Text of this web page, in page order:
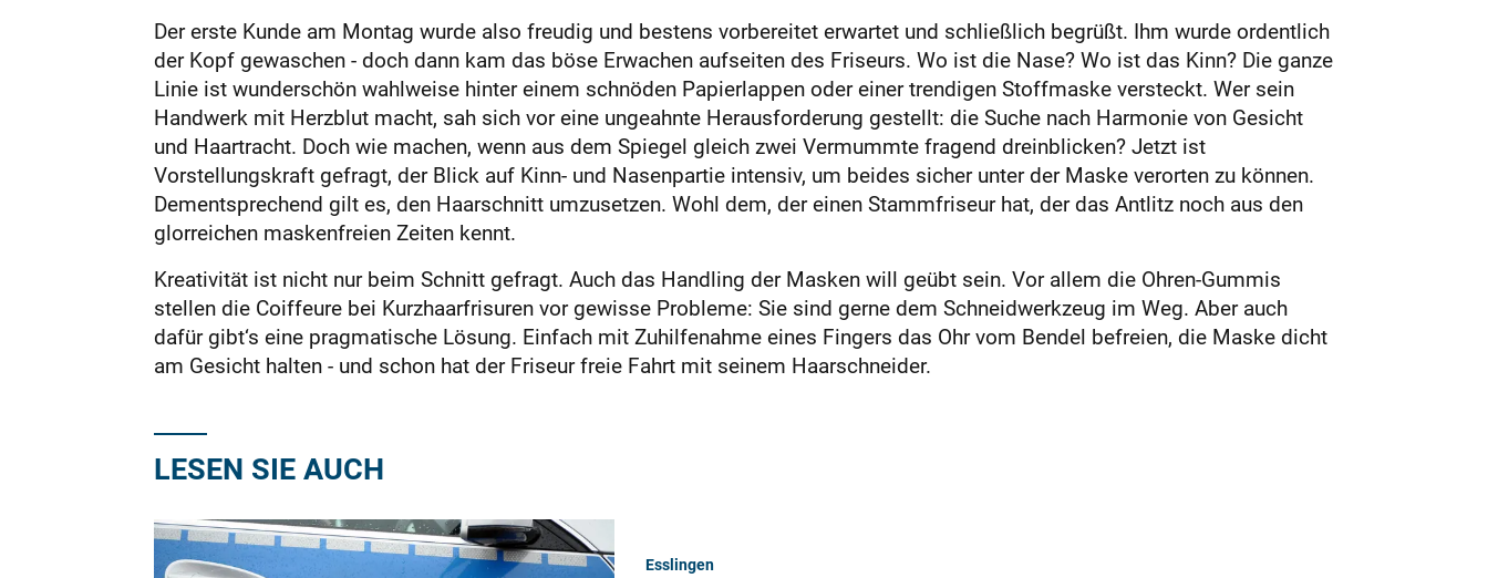
Der erste Kunde am Montag wurde also freudig und bestens vorbereitet erwartet und schließlich begrüßt. Ihm wurde ordentlich
der Kopf gewaschen - doch dann kam das böse Erwachen aufseiten des Friseurs. Wo ist die Nase? Wo ist das Kinn? Die ganze
Linie ist wunderschön wahlweise hinter einem schnöden Papierlappen oder einer trendigen Stoffmaske versteckt. Wer sein
Handwerk mit Herzblut macht, sah sich vor eine ungeahnte Herausforderung gestellt: die Suche nach Harmonie von Gesicht
und Haartracht. Doch wie machen, wenn aus dem Spiegel gleich zwei Vermummte fragend dreinblicken? Jetzt ist
Vorstellungskraft gefragt, der Blick auf Kinn- und Nasenpartie intensiv, um beides sicher unter der Maske verorten zu können.
Dementsprechend gilt es, den Haarschnitt umzusetzen. Wohl dem, der einen Stammfriseur hat, der das Antlitz noch aus den
glorreichen maskenfreien Zeiten kennt.
Kreativität ist nicht nur beim Schnitt gefragt. Auch das Handling der Masken will geübt sein. Vor allem die Ohren-Gummis
stellen die Coiffeure bei Kurzhaarfrisuren vor gewisse Probleme: Sie sind gerne dem Schneidwerkzeug im Weg. Aber auch
dafür gibt‘s eine pragmatische Lösung. Einfach mit Zuhilfenahme eines Fingers das Ohr vom Bendel befreien, die Maske dicht
am Gesicht halten - und schon hat der Friseur freie Fahrt mit seinem Haarschneider.
LESEN SIE AUCH
Esslingen